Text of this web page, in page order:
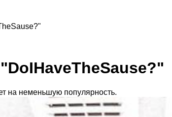
на неменьшую популярность.